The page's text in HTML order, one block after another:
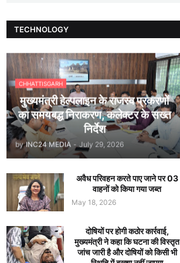
TECHNOLOGY
CHHATTISGARH
मुख्यमंत्री हेल्पलाइन के राजस्व प्रकरणों
का समयबद्ध निराकरण, कलेक्टर के सख्त
निर्देश
by INC24 MEDIA - July 29, 2026
अवैध परिवहन करते पाए जाने पर 03
वाहनों को किया गया जब्त
May 18, 2026
दोषियों पर होगी कठोर कार्रवाई,
मुख्यमंत्री ने कहा कि घटना की विस्तृत
जांच जारी है और दोषियों को किसी भी